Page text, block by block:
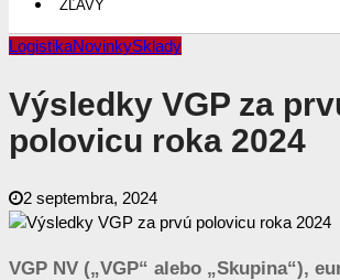
ZĽAVY
LogistikaNovinkySklady
Výsledky VGP za
polovicu roka 2024
2 septembra, 2024
VGP NV („VGP“ alebo „Skupina“),